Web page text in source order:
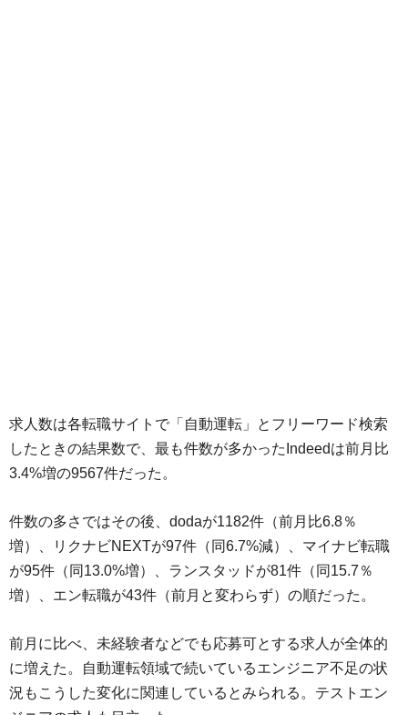
求人数は各転職サイトで「自動運転」とフリーワード検索
したときの結果数で、最も件数が多かったIndeedは前月比
3.4%増の9567件だった。
件数の多さではその後、dodaが1182件（前月比6.8％
増）、リクナビNEXTが97件（同6.7%減）、マイナビ転職
が95件（同13.0%増）、ランスタッドが81件（同15.7％
増）、エン転職が43件（前月と変わらず）の順だった。
前月に比べ、未経験者などでも応募可とする求人が全体的
に増えた。自動運転領域で続いているエンジニア不足の状
況もこうした変化に関連しているとみられる。テストエン